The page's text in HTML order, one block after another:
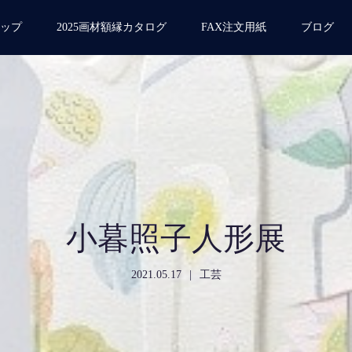
プ 2025画材額縁カタログ FAX注文用紙 ブログ
小暮照子人形展
2021.05.17 工芸